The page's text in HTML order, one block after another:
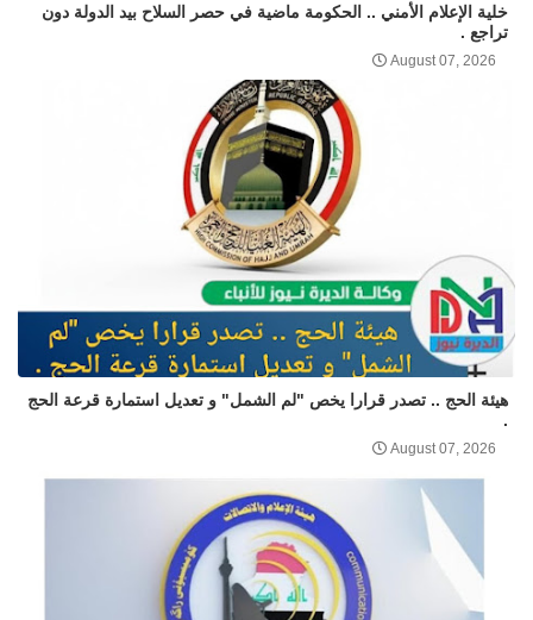
خلية الإعلام الأمني .. الحكومة ماضية في حصر السلاح بيد الدولة دون
تراجع .
August 07, 2026
هيئة الحج .. تصدر قرارا يخص "لم الشمل" و تعديل استمارة قرعة الحج
.
August 07, 2026